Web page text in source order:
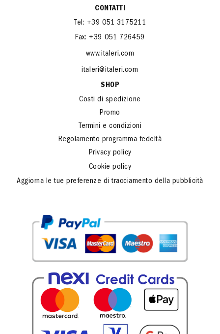
CONTATTI
Tel: +39 051 3175211
Fax: +39 051 726459
www.italeri.com
italeri@italeri.com
SHOP
Costi di spedizione
Promo
Termini e condizioni
Regolamento programma fedeltà
Privacy policy
Cookie policy
Aggiorna le tue preferenze di tracciamento della pubblicità